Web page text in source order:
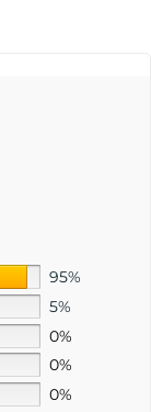
95%
5%
0%
0%
0%